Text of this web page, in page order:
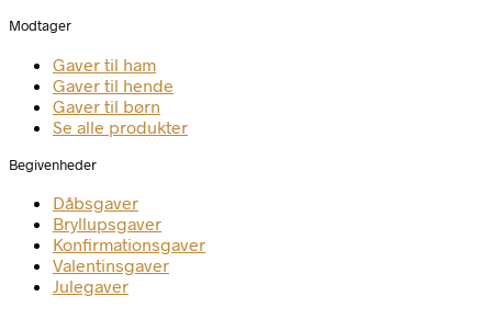
Modtager
Gaver til ham
Gaver til hende
Gaver til børn
Se alle produkter
Begivenheder
Dåbsgaver
Bryllupsgaver
Konfirmationsgaver
Valentinsgaver
Julegaver